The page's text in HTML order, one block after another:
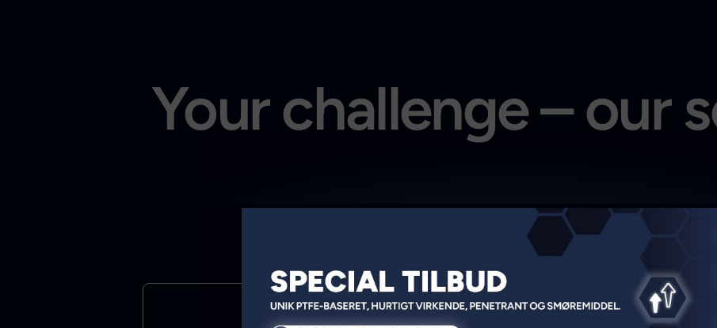
Your challenge – our